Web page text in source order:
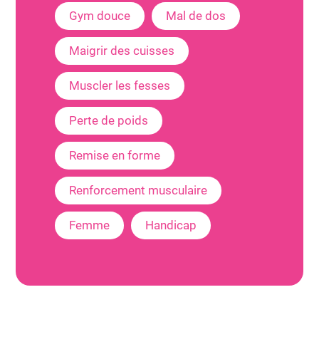
Gym douce Mal de dos
Maigrir des cuisses
Muscler les fesses
Perte de poids
Remise en forme
Renforcement musculaire
Femme Handicap